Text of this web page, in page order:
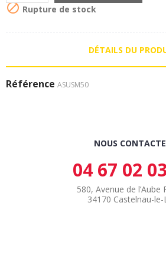
 Rupture de stock
DÉTAILS DU
Référence ASUSM50
NOUS
04 67 02
580, Avenue de l’Aube
34170 Castelnau-le-